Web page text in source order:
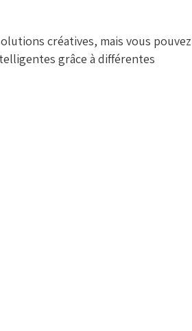
créatives, mais vous pouvez
grâce à différentes